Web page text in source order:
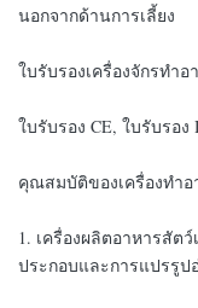
นอกจากด้านการเลี้ยง
ใบรับรองเครื่องจักรทําอ
ใบรับรอง CE, ใบรับรอง
คุณสมบัติของเครื่องทําอ
1. เครื่องผลิตอาหารสัต
ประกอบและการแปรรูป